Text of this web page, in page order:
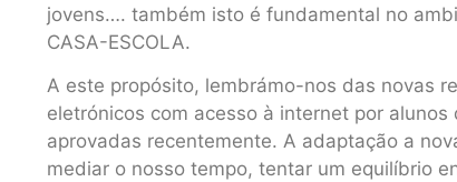
jovens…. também isto é fundamental no
CASA-ESCOLA.
A este propósito, lembrámo-nos das novas
eletrónicos com acesso à internet por
aprovadas recentemente. A adaptação a
mediar o nosso tempo, tentar um equilíbrio